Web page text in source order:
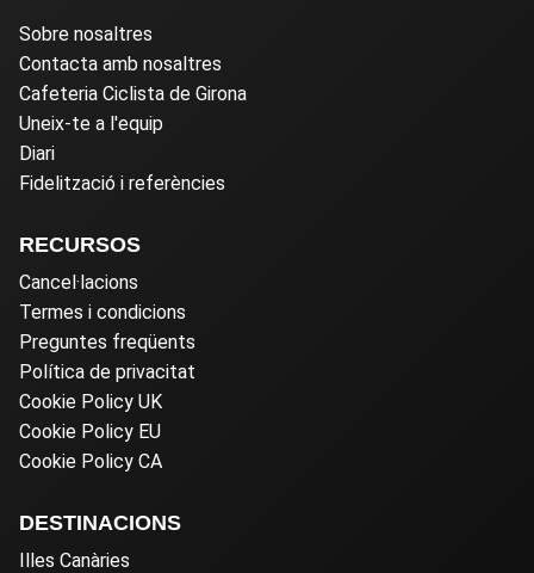
Sobre nosaltres
Contacta amb nosaltres
Cafeteria Ciclista de Girona
Uneix-te a l'equip
Diari
Fidelització i referències
RECURSOS
Cancel·lacions
Termes i condicions
Preguntes freqüents
Política de privacitat
Cookie Policy UK
Cookie Policy EU
Cookie Policy CA
DESTINACIONS
Illes Canàries